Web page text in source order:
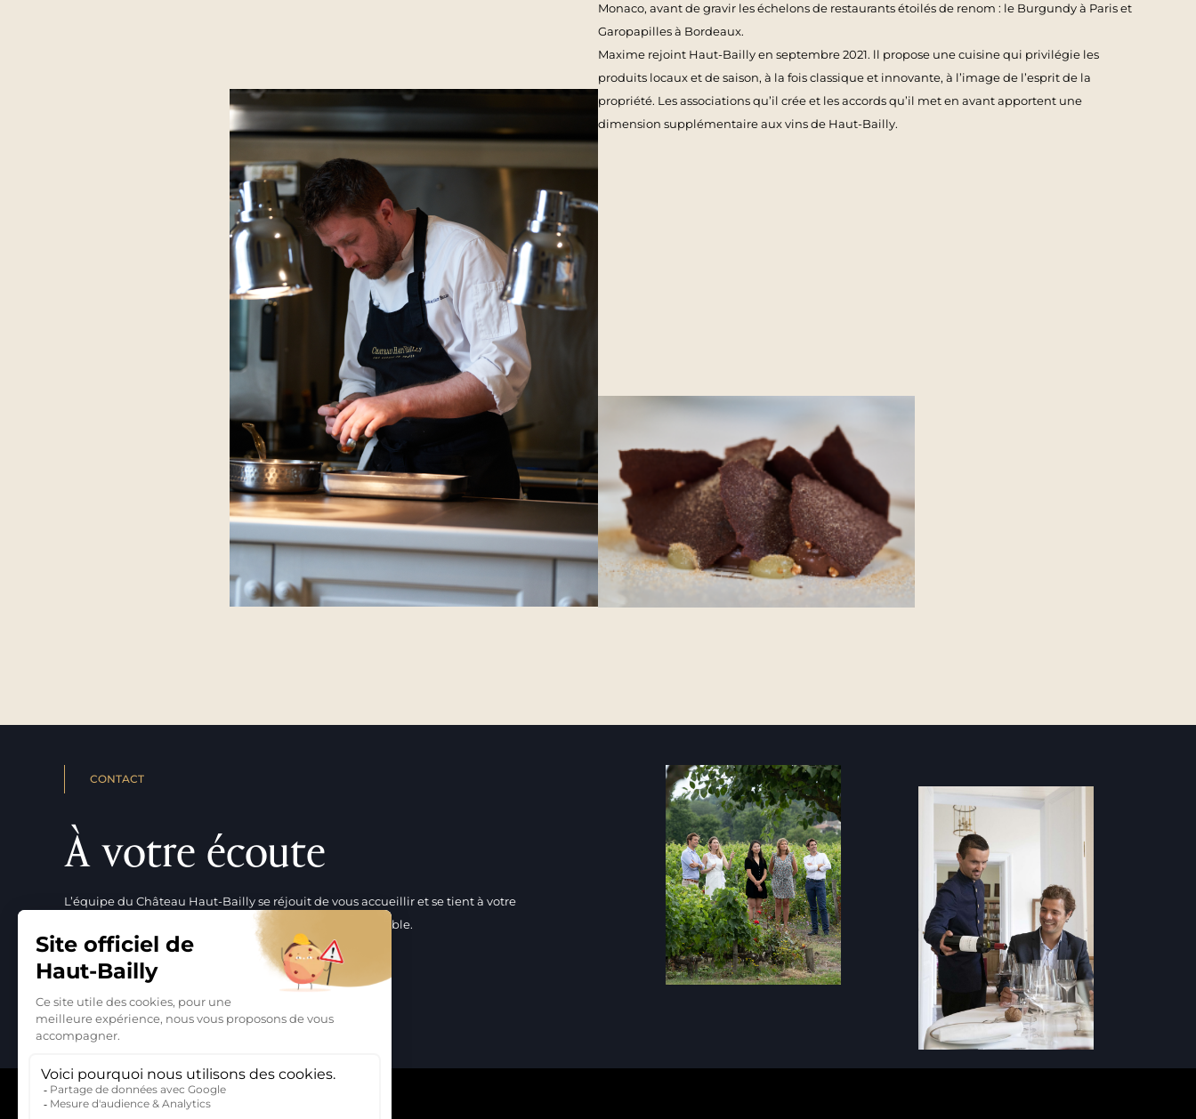
Monaco, avant de gravir les échelons de restaurants étoilés de renom : le Burgundy à Paris et
Garopapilles à Bordeaux.
Maxime rejoint Haut-Bailly en septembre 2021. ll propose une cuisine qui privilégie les
produits locaux et de saison, à la fois classique et innovante, à l’image de l’esprit de la
propriété. Les associations qu’il crée et les accords qu’il met en avant apportent une
dimension supplémentaire aux vins de Haut-Bailly.
CONTACT
À votre écoute
L’équipe du Château Haut-Bailly se réjouit de vous accueillir et se tient à votre
disposition pour vous faire vivre une expérience inoubliable.
NOUS CONTACTER